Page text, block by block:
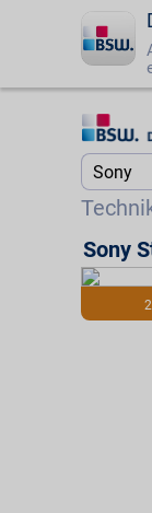
Startseite
Jetzt
☎ 0800 -
Sony